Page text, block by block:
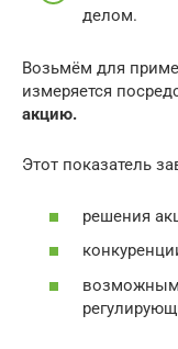
делом.
Возьмём для
измеряется
акцию.
Этот показатель
решения